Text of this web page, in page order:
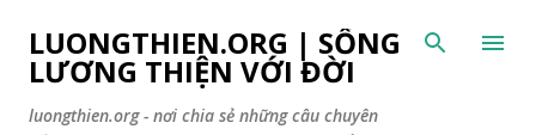
Chuyển đến nội dung chính
LUONGTHIEN.ORG | SỐNG
LƯƠNG THIỆN VỚI ĐỜI
luongthien.org - nơi chia sẻ những câu chuyên